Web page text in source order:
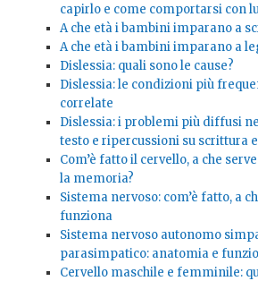
capirlo e come comportarsi con
A che età i bambini imparano a
A che età i bambini imparano a
Dislessia: quali sono le cause?
Dislessia: le condizioni più
correlate
Dislessia: i problemi più diffusi
testo e ripercussioni su scrittura
Com’è fatto il cervello, a che
la memoria?
Sistema nervoso: com’è fatto, a
funziona
Sistema nervoso autonomo
parasimpatico: anatomia e
Cervello maschile e femminile: